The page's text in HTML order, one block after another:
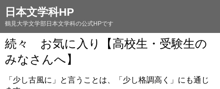
日本文学科HP
鶴見大学文学部日本文学科の公式HPです
続々 お気に入り【高校生・受験生の
みなさんへ】
「少し古風に」と言うことは、「少し格調高く」にも通じ